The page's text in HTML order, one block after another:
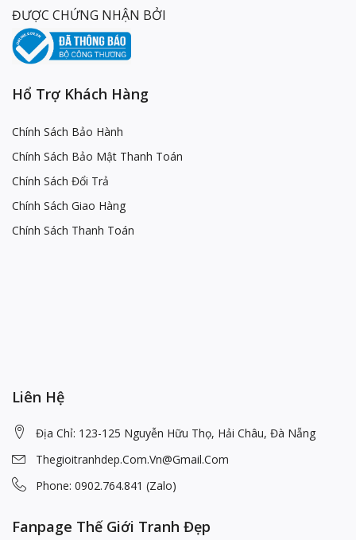
ĐƯỢC CHỨNG NHẬN BỞI
Hổ Trợ Khách Hàng
Chính Sách Bảo Hành
Chính Sách Bảo Mật Thanh Toán
Chính Sách Đổi Trả
Chính Sách Giao Hàng
Chính Sách Thanh Toán
Liên Hệ
Địa Chỉ: 123-125 Nguyễn Hữu Thọ, Hải Châu, Đà Nẵng
Thegioitranhdep.com.vn@gmail.com
Phone: 0902.764.841 (Zalo)
Fanpage Thế Giới Tranh Đẹp